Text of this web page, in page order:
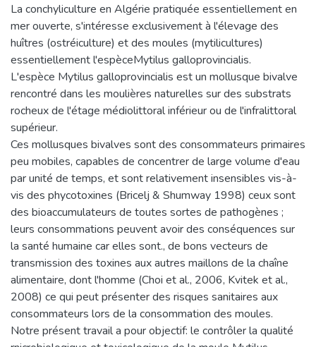
La conchyliculture en Algérie pratiquée essentiellement en
mer ouverte, s'intéresse exclusivement à l'élevage des
huîtres (ostréiculture) et des moules (mytilicultures)
essentiellement l'espèceMytilus galloprovincialis.
L'espèce Mytilus galloprovincialis est un mollusque bivalve
rencontré dans les moulières naturelles sur des substrats
rocheux de l'étage médiolittoral inférieur ou de l'infralittoral
supérieur.
Ces mollusques bivalves sont des consommateurs primaires
peu mobiles, capables de concentrer de large volume d'eau
par unité de temps, et sont relativement insensibles vis-à-
vis des phycotoxines (Bricelj & Shumway 1998) ceux sont
des bioaccumulateurs de toutes sortes de pathogènes ;
leurs consommations peuvent avoir des conséquences sur
la santé humaine car elles sont., de bons vecteurs de
transmission des toxines aux autres maillons de la chaîne
alimentaire, dont l'homme (Choi et al., 2006, Kvitek et al.,
2008) ce qui peut présenter des risques sanitaires aux
consommateurs lors de la consommation des moules.
Notre présent travail a pour objectif: le contrôler la qualité